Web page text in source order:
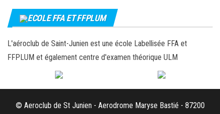
ECOLE FFA ET FFPLUM
L'aéroclub de Saint-Junien est une école Labellisée FFA et
FFPLUM et également centre d'examen théorique ULM
© Aeroclub de St Junien - Aerodrome Maryse Bastié - 87200